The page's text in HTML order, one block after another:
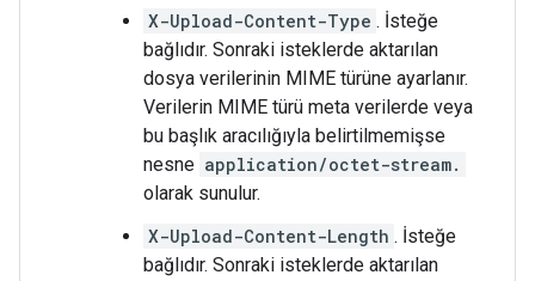
X-Upload-Content-Type . İsteğe
bağlıdır. Sonraki isteklerde aktarılan
dosya verilerinin MIME türüne ayarlanır.
Verilerin MIME türü meta verilerde veya
bu başlık aracılığıyla belirtilmemişse
nesne application/octet-stream.
olarak sunulur.
X-Upload-Content-Length . İsteğe
bağlıdır. Sonraki isteklerde aktarılan